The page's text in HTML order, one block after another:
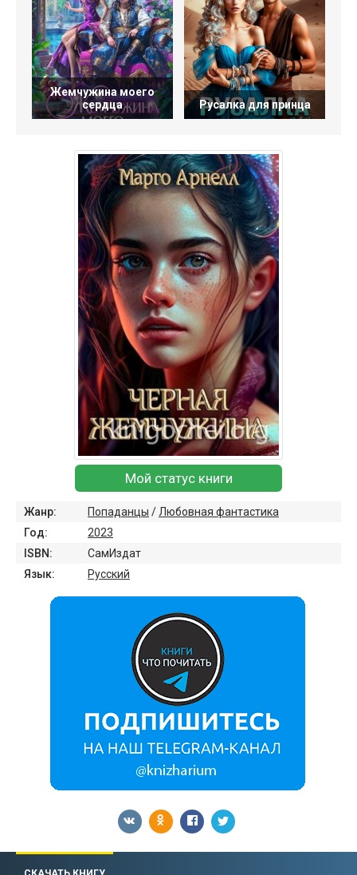
Жемчужина моего
сердца
Русалка для принца
Мой статус книги
Жанр: Попаданцы / Любовная фантастика
Год:
2023
ISBN:
СамИздат
Язык:
Русский